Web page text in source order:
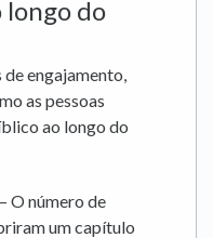
longo do
engajamento,
as pessoas
ao longo do
– O número de
um capítulo